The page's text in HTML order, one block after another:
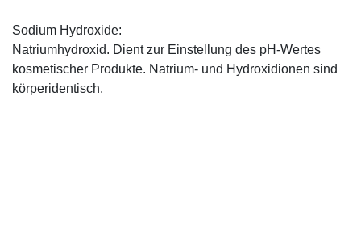
Sodium Hydroxide:
Natriumhydroxid. Dient zur Einstellung des pH-Wertes
kosmetischer Produkte. Natrium- und Hydroxidionen sind
körperidentisch.